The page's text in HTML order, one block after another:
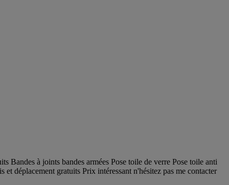
Bandes à joints bandes armées Pose toile de verre Pose toile anti
déplacement gratuits Prix intéressant n'hésitez pas me contacter